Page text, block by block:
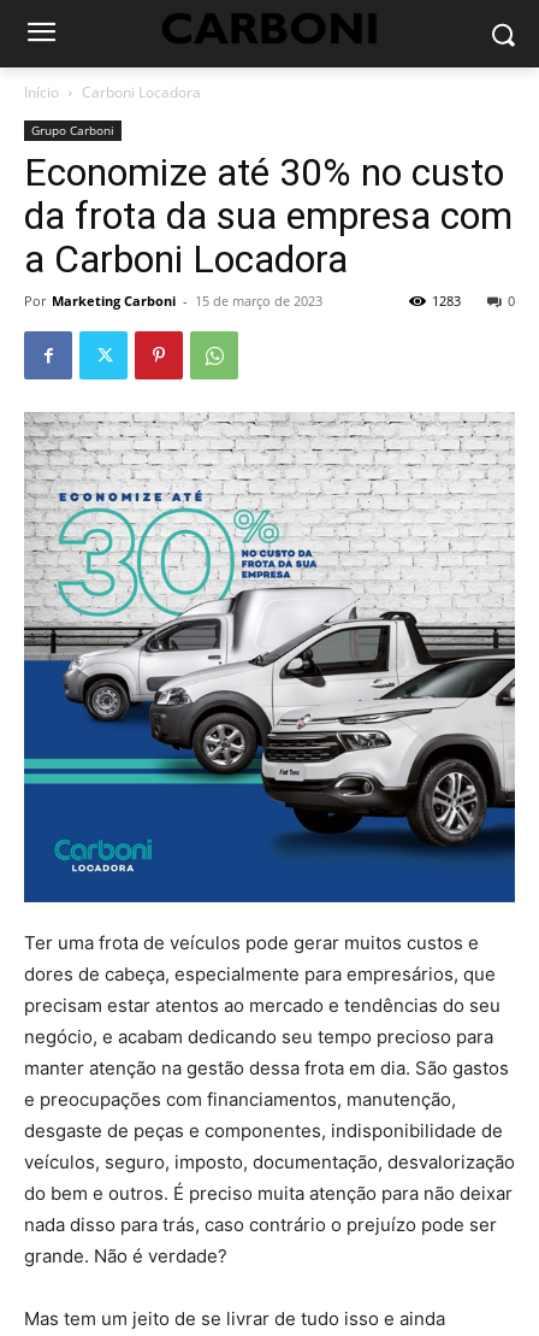
Início Carboni Locadora
Grupo Carboni
Economize até 30% no custo
da frota da sua empresa com
a Carboni Locadora
Por Marketing Carboni - 15 de março de 2023 0
1283
Ter uma frota de veículos pode gerar muitos custos e
dores de cabeça, especialmente para empresários, que
precisam estar atentos ao mercado e tendências do seu
negócio, e acabam dedicando seu tempo precioso para
manter atenção na gestão dessa frota em dia. São gastos
e preocupações com financiamentos, manutenção,
desgaste de peças e componentes, indisponibilidade de
veículos, seguro, imposto, documentação, desvalorização
do bem e outros. É preciso muita atenção para não deixar
nada disso para trás, caso contrário o prejuízo pode ser
grande. Não é verdade?
Mas tem um jeito de se livrar de tudo isso e ainda